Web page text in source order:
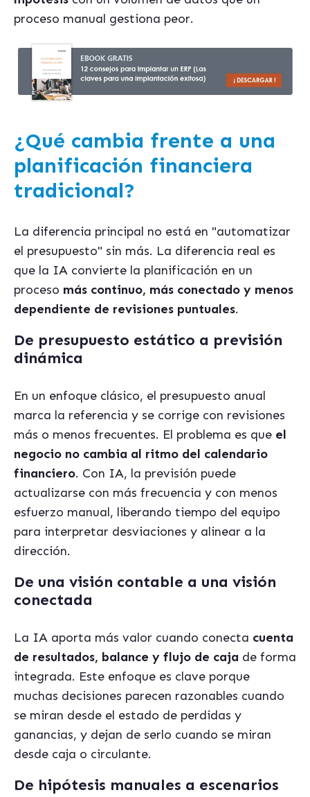
proceso manual gestiona peor.
¿Qué cambia frente a una
planificación financiera
tradicional?
La diferencia principal no está en "automatizar
el presupuesto" sin más. La diferencia real es
que la IA convierte la planificación en un
proceso más continuo, más conectado y menos
dependiente de revisiones puntuales.
De presupuesto estático a previsión
dinámica
En un enfoque clásico, el presupuesto anual
marca la referencia y se corrige con revisiones
más o menos frecuentes. El problema es que el
negocio no cambia al ritmo del calendario
financiero. Con IA, la previsión puede
actualizarse con más frecuencia y con menos
esfuerzo manual, liberando tiempo del equipo
para interpretar desviaciones y alinear a la
dirección.
De una visión contable a una visión
conectada
La IA aporta más valor cuando conecta cuenta
de resultados, balance y flujo de caja de forma
integrada. Este enfoque es clave porque
muchas decisiones parecen razonables cuando
se miran desde el estado de perdidas y
ganancias, y dejan de serlo cuando se miran
desde caja o circulante.
De hipótesis manuales a escenarios